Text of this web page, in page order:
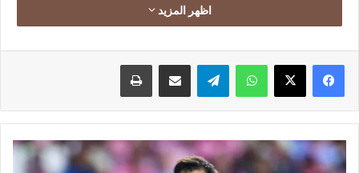
اظهر المزيد
فيسبوك ‫X واتساب تيلقرام مشاركة عبر البريد طباعة
ميسي
يقود